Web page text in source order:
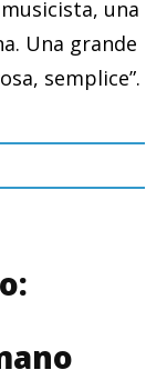
una
Una grande
semplice”.